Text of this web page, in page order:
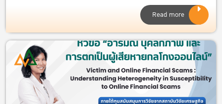
Read more